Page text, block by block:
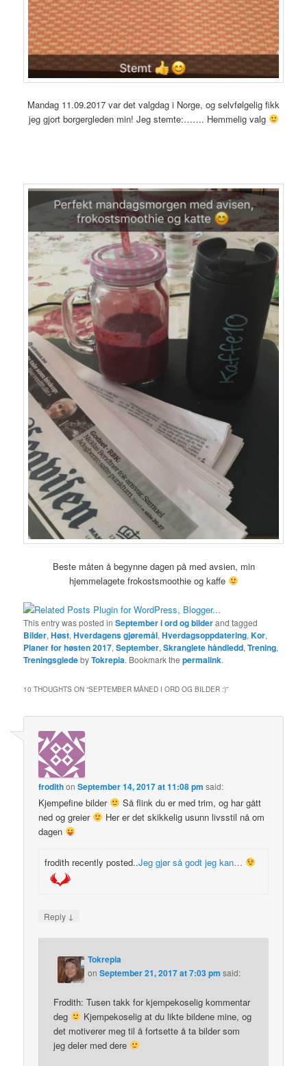
Mandag 11.09.2017 var det valgdag i Norge, og selvfølgelig fikk
jeg gjort borgergleden min! Jeg stemte:……. Hemmelig valg
Beste måten å begynne dagen på med avsien, min
hjemmelagete frokostsmoothie og kaffe
This entry was posted inSeptember i ord og bilderand tagged
Bilder,Høst,Hverdagens gjøremål,Hverdagsoppdatering,Kor,
Planer for høsten 2017,September,Skranglete håndledd,Trening,
TreningsgledebyTokrepia. Bookmark thepermalink.
10 THOUGHTS ON “SEPTEMBER MÅNED I ORD OG BILDER :)”
frodithonSeptember 14, 2017 at 11:08 pm said:
Kjempefine bilder
Så flink du er med trim, og har gått
ned og greier
Her er det skikkelig usunn livsstil nå om
dagen
frodith recently posted..Jeg gjør så godt jeg kan…
Reply ↓
Tokrepia
onSeptember 21, 2017 at 7:03 pm said:
Frodith: Tusen takk for kjempekoselig kommentar
deg
Kjempekoselig at du likte bildene mine, og
det motiverer meg til å fortsette å ta bilder som
jeg deler med dere